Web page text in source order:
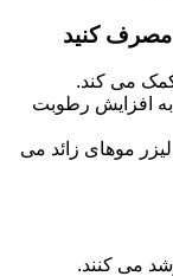
مصرف کنید
می کند.
افزایش رطوبت
موهای زائد می
می کنند.